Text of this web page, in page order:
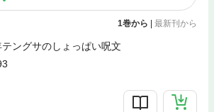
1巻から | 最新刊から
テングサのしょっぱい呪文